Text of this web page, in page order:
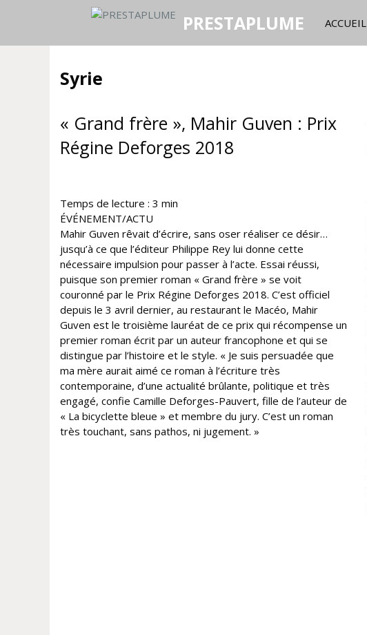
PRESTAPLUME ACCUEIL
Syrie
« Grand frère », Mahir Guven : Prix
Régine Deforges 2018
Temps de lecture : 3 min
ÉVÉNEMENT/ACTU
Mahir Guven rêvait d’écrire, sans oser réaliser ce désir…
jusqu’à ce que l’éditeur Philippe Rey lui donne cette
nécessaire impulsion pour passer à l’acte. Essai réussi,
puisque son premier roman « Grand frère » se voit
couronné par le Prix Régine Deforges 2018. C’est officiel
depuis le 3 avril dernier, au restaurant le Macéo, Mahir
Guven est le troisième lauréat de ce prix qui récompense un
premier roman écrit par un auteur francophone et qui se
distingue par l’histoire et le style. « Je suis persuadée que
ma mère aurait aimé ce roman à l’écriture très
contemporaine, d’une actualité brûlante, politique et très
engagé, confie Camille Deforges-Pauvert, fille de l’auteur de
« La bicyclette bleue » et membre du jury. C’est un roman
très touchant, sans pathos, ni jugement. »